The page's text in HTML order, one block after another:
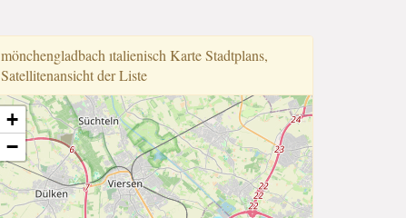
mönchengladbach ıtalienisch Karte Stadtplans,
Satellitenansicht der Liste
+
−